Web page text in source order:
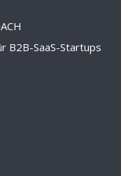
B2B-SaaS-Startups